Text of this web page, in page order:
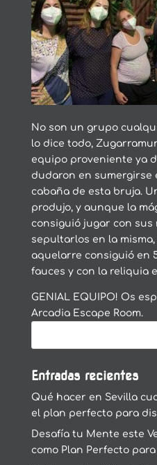
No son un grupo
lo dice todo,
equipo proveniente ya
dudaron en sumergirse
cabaña de esta bruja.
produjo, y aunque la
consiguió jugar con sus
sepultarlos en la
aquelarre consiguió en
fauces y con la reliquia
GENIAL EQUIPO! Os
Arcadia Escape Room.
Entradas recientes
Qué hacer en Sevilla
el plan perfecto para
Desafía tu Mente este
como Plan Perfecto